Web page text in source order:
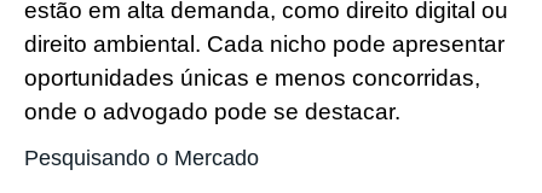
estão em alta demanda, como direito digital ou
direito ambiental. Cada nicho pode apresentar
oportunidades únicas e menos concorridas,
onde o advogado pode se destacar.
Pesquisando o Mercado